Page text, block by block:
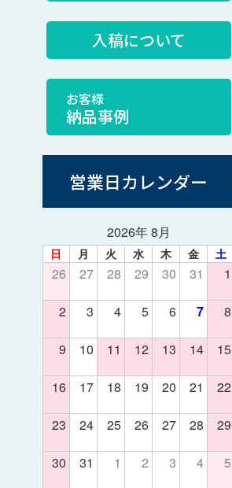
入稿について
お客様
納品事例
営業日カレンダー
2026年 8月
日 月 火 水 木 金 土
26 27 28 29 30 31 1
2 3 4 5 6 7 8
9 10 11 12 13 14 15
16 17 18 19 20 21 22
23 24 25 26 27 28 29
30 31 1 2 3 4 5